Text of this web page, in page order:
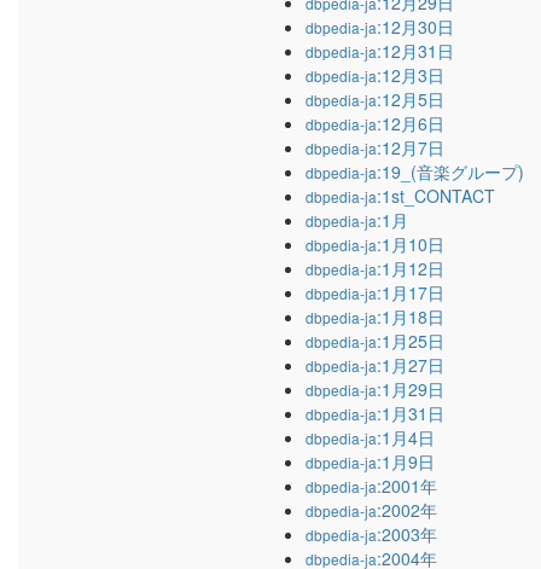
dbpedia-ja:12月30日
dbpedia-ja:12月31日
dbpedia-ja:12月3日
dbpedia-ja:12月5日
dbpedia-ja:12月6日
dbpedia-ja:12月7日
dbpedia-ja:19_(音楽グループ)
dbpedia-ja:1st_CONTACT
dbpedia-ja:1月
dbpedia-ja:1月10日
dbpedia-ja:1月12日
dbpedia-ja:1月17日
dbpedia-ja:1月18日
dbpedia-ja:1月25日
dbpedia-ja:1月27日
dbpedia-ja:1月29日
dbpedia-ja:1月31日
dbpedia-ja:1月4日
dbpedia-ja:1月9日
dbpedia-ja:2001年
dbpedia-ja:2002年
dbpedia-ja:2003年
dbpedia-ja:2004年